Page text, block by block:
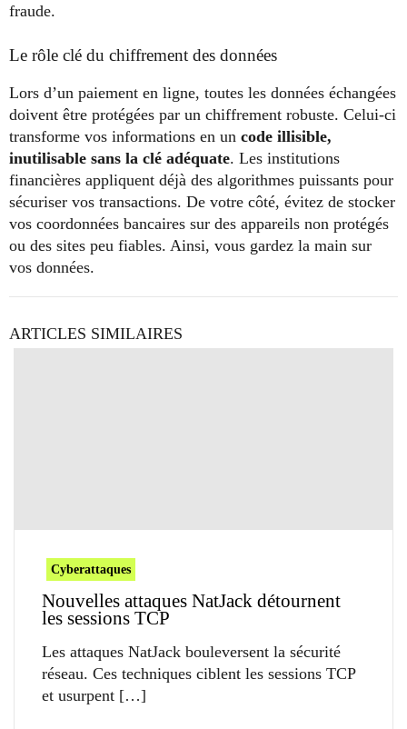
fraude.
Le rôle clé du chiffrement des données
Lors d’un paiement en ligne, toutes les données échangées
doivent être protégées par un chiffrement robuste. Celui-ci
transforme vos informations en un code illisible,
inutilisable sans la clé adéquate. Les institutions
financières appliquent déjà des algorithmes puissants pour
sécuriser vos transactions. De votre côté, évitez de stocker
vos coordonnées bancaires sur des appareils non protégés
ou des sites peu fiables. Ainsi, vous gardez la main sur
vos données.
ARTICLES SIMILAIRES
Cyberattaques
Nouvelles attaques NatJack détournent
les sessions TCP
Les attaques NatJack bouleversent la sécurité
réseau. Ces techniques ciblent les sessions TCP
et usurpent